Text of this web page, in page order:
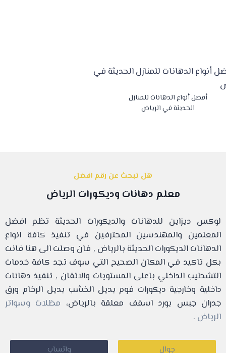
أفضل أنواع الدهانات للمنازل
الحديثة في الرياض
هل تبحث عن رقم افضل
معلم دهانات وديكورات الرياض
لوكس ديزاين للدهانات والديكورات الحديثة تظم افضل
المعلمين والمهندسين المحترفين في تنفيذ كافة انواع
الدهانات الديكورات الحديثة بالرياض , فان وصلت الى هنا فانت
بكل تاكيد في المكان الصحيح التي سوف تجد كافة خدمات
التشطيب الداخلي باعلى المستويات والاتقان , تنفيذ دهانات
داخلية وخارجية ديكورات فوم بديل الخشب بديل الرخام ورق
جدران جبس بورد اسقف معلقة بالرياض، مظلات وسواتر
الرياض .
جوال واتساب